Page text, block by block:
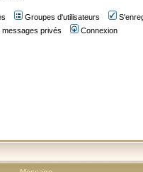
Groupes d'utilisateurs
privés Connexion